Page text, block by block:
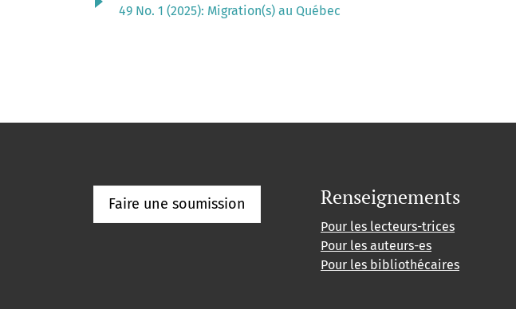
49 No. 1 (2025): Migration(s) au Québec
Faire une soumission Renseignements
Pour les lecteurs-trices
Pour les auteurs-es
Pour les bibliothécaires